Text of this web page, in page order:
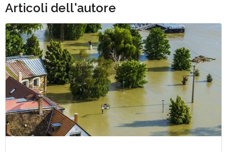
Articoli dell'autore